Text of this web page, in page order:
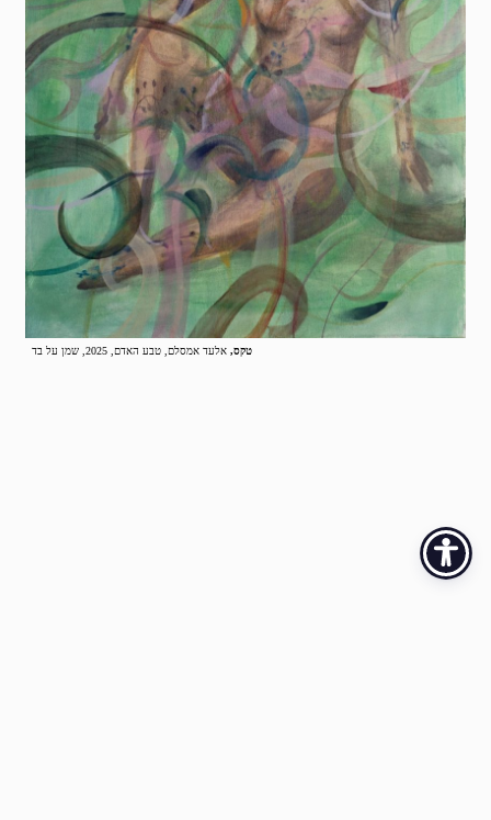
טקס, אלעד אמסלם, טבע האדם, 2025, שמן על בד